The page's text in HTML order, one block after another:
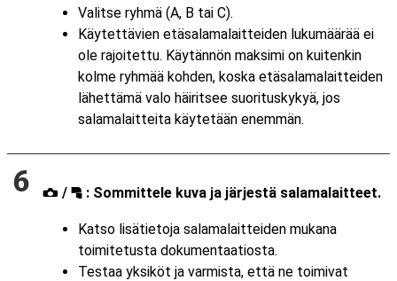
Valitse ryhmä (A, B tai C).
Käytettävien etäsalamalaitteiden lukumäärää ei
ole rajoitettu. Käytännön maksimi on kuitenkin
kolme ryhmää kohden, koska etäsalamalaitteiden
lähettämä valo häiritsee suorituskykyä, jos
salamalaitteita käytetään enemmän.
C / f : Sommittele kuva ja järjestä salamalaitteet.
Katso lisätietoja salamalaitteiden mukana
toimitetusta dokumentaatiosta.
Testaa yksiköt ja varmista, että ne toimivat